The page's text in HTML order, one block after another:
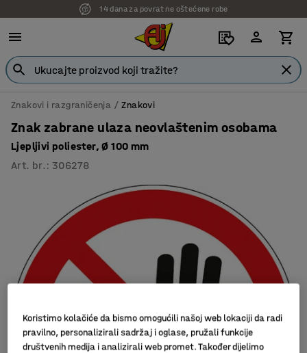
14 dana za povrat ne oštećene robe
Znakovi i razgraničenja Znakovi
Znak zabrane ulaza neovlaštenim osobama
Ljepljivi poliester, Ø 100 mm
Art. br. : 306278
Koristimo kolačiće da bismo omogućili našoj web lokaciji da radi
pravilno, personalizirali sadržaj i oglase, pružali funkcije
društvenih medija i analizirali web promet. Također dijelimo